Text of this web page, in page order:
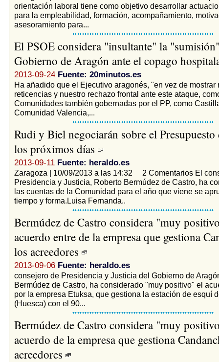
orientación laboral tiene como objetivo desarrollar
para la empleabilidad, formación, acompañamiento,
asesoramiento para...
El PSOE considera "insultante" la
Gobierno de Aragón ante el copago
2013-09-24 Fuente: 20minutos.es
Ha añadido que el Ejecutivo aragonés, "en vez de mostrar
reticencias y nuestro rechazo frontal ante este ataque,
Comunidades también gobernadas por el PP, como
Comunidad Valencia,...
Rudi y Biel negociarán sobre el Presupuesto
los próximos días
2013-09-11 Fuente: heraldo.es
Zaragoza | 10/09/2013 a las 14:32 2 Comentarios El
Presidencia y Justicia, Roberto Bermúdez de Castro, ha
las cuentas de la Comunidad para el año que viene se
tiempo y forma.Luisa Fernanda..
Bermúdez de Castro considera "muy
acuerdo entre de la empresa que gestiona
los acreedores
2013-09-06 Fuente: heraldo.es
consejero de Presidencia y Justicia del Gobierno de
Bermúdez de Castro, ha considerado "muy positivo" el
por la empresa Etuksa, que gestiona la estación de esquí
(Huesca) con el 90...
Bermúdez de Castro considera "muy
acuerdo de la empresa que gestiona
acreedores